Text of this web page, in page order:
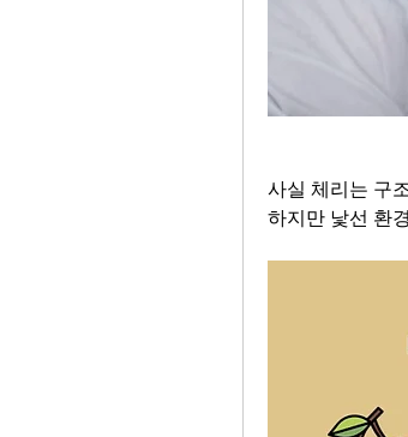
사실 체리는 구
하지만 낯선 환